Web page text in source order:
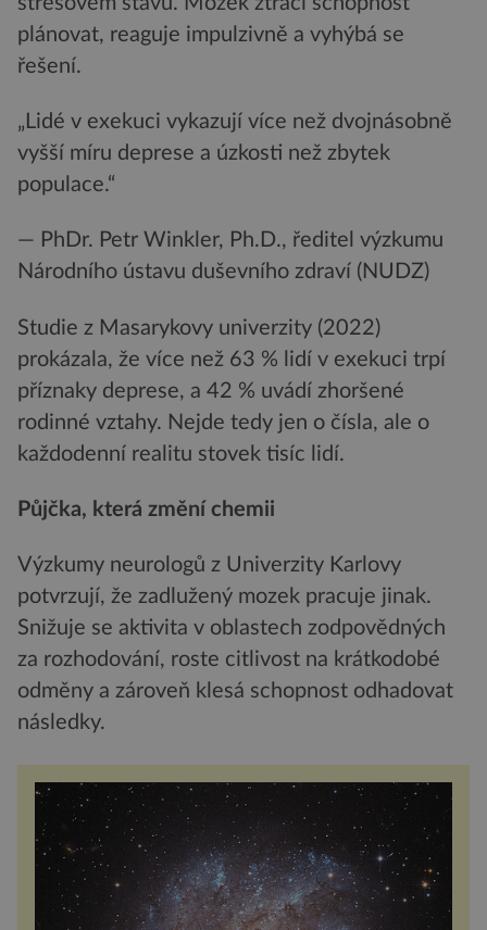
plánovat, reaguje impulzivně a vyhýbá se
řešení.
„Lidé v exekuci vykazují více než dvojnásobně
vyšší míru deprese a úzkosti než zbytek
populace.“
— PhDr. Petr Winkler, Ph.D., ředitel výzkumu
Národního ústavu duševního zdraví (NUDZ)
Studie z Masarykovy univerzity (2022)
prokázala, že více než 63 % lidí v exekuci trpí
příznaky deprese, a 42 % uvádí zhoršené
rodinné vztahy. Nejde tedy jen o čísla, ale o
každodenní realitu stovek tisíc lidí.
Půjčka, která změní chemii
Výzkumy neurologů z Univerzity Karlovy
potvrzují, že zadlužený mozek pracuje jinak.
Snižuje se aktivita v oblastech zodpovědných
za rozhodování, roste citlivost na krátkodobé
odměny a zároveň klesá schopnost odhadovat
následky.